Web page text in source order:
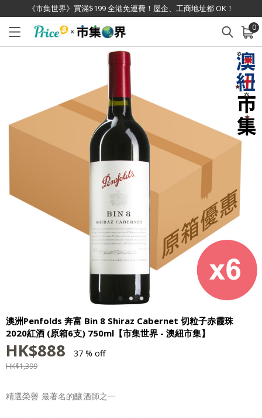
《市集世界》買滿$199 全港免運費！屋企、工商地址都 OK！
0
已加入購物車 查看
澳洲Penfolds 奔富 Bin 8 Shiraz Cabernet 切粒子赤霞珠
2020紅酒 (原箱6支) 750ml【市集世界 - 澳紐市集】
HK$888 37 % off
HK$1,399
精選榮譽 最著名的釀酒師之一